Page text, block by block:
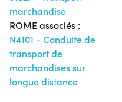
marchandise
ROME associés :
N4101 - Conduite de
transport de
marchandises sur
longue distance